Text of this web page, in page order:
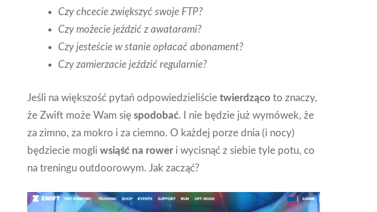
Czy chcecie zwiększyć swoje FTP?
Czy możecie jeździć z awatarami?
Czy jesteście w stanie opłacać abonament?
Czy zamierzacie jeździć regularnie?
Jeśli na większość pytań odpowiedzieliścietwierdząco to znaczy,
że Zwift może Wam sięspodobać. I nie będzie już wymówek, że
za zimno, za mokro i za ciemno. O każdej porze dnia (i nocy)
będziecie mogliwsiąść na roweri wycisnąć z siebie tyle potu, co
na treningu outdoorowym. Jak zacząć?